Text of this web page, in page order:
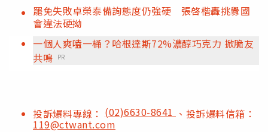
罷免失敗卓榮泰備詢態度仍強硬 張啓楷轟挑釁國
會違法硬拗
一個人爽嗑一桶？哈根達斯72%濃醇巧克力 掀脆友
共鳴 PR
投訴爆料專線： (02)6630-8641 、投訴爆料信箱：
119@ctwant.com